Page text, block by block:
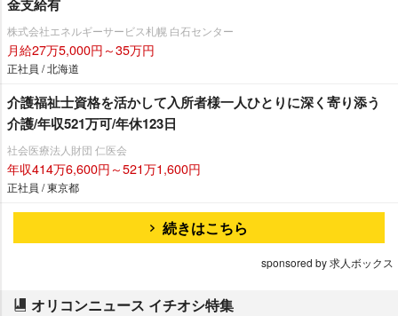
金支給有
株式会社エネルギーサービス札幌 白石センター
月給27万5,000円～35万円
正社員 / 北海道
介護福祉士資格を活かして入所者様一人ひとりに深く寄り添う
介護/年収521万可/年休123日
社会医療法人財団 仁医会
年収414万6,600円～521万1,600円
正社員 / 東京都
続きはこちら
sponsored by 求人ボックス
オリコンニュース イチオシ特集